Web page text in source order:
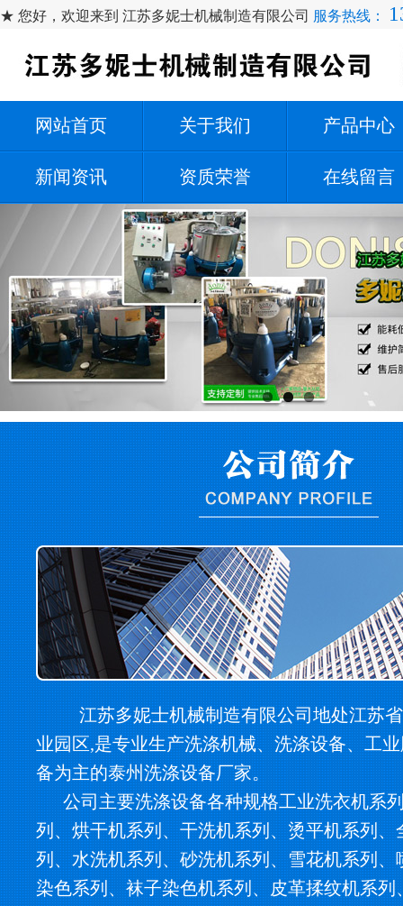
★ 您好，欢迎来到 江苏多妮士机械制造有限公司 服务热线：
网站首页 关于我们 产品中心
新闻资讯 资质荣誉 在线留言
江苏多妮士机械制造有限公司地处江苏
业园区,是专业生产洗涤机械、洗涤设备、工
备为主的泰州洗涤设备厂家。
公司主要洗涤设备各种规格工业洗衣机系
列、烘干机系列、干洗机系列、烫平机系列、
列、水洗机系列、砂洗机系列、雪花机系列、
染色系列、袜子染色机系列、皮革揉纹机系列